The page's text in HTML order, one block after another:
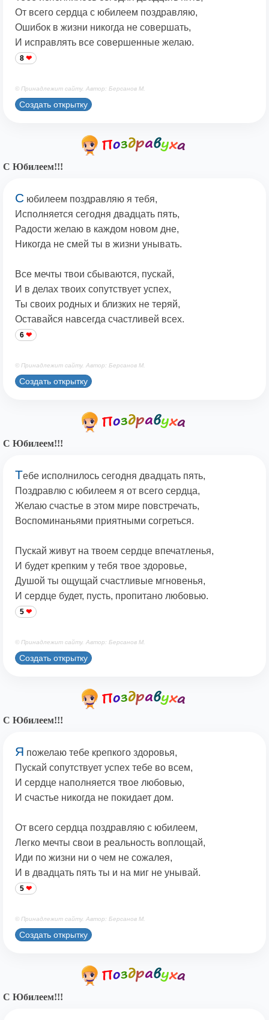
От всего сердца с юбилеем поздравляю,
Ошибок в жизни никогда не совершать,
И исправлять все совершенные желаю.
8
© Принадлежит сайту. Автор: Берсанов М.
Создать открытку
С Юбилеем!!!
С юбилеем поздравляю я тебя,
Исполняется сегодня двадцать пять,
Радости желаю в каждом новом дне,
Никогда не смей ты в жизни унывать.
Все мечты твои сбываются, пускай,
И в делах твоих сопутствует успех,
Ты своих родных и близких не теряй,
Оставайся навсегда счастливей всех.
6
© Принадлежит сайту. Автор: Берсанов М.
Создать открытку
С Юбилеем!!!
Тебе исполнилось сегодня двадцать пять,
Поздравлю с юбилеем я от всего сердца,
Желаю счастье в этом мире повстречать,
Воспоминаньями приятными согреться.
Пускай живут на твоем сердце впечатленья,
И будет крепким у тебя твое здоровье,
Душой ты ощущай счастливые мгновенья,
И сердце будет, пусть, пропитано любовью.
5
© Принадлежит сайту. Автор: Берсанов М.
Создать открытку
С Юбилеем!!!
Я пожелаю тебе крепкого здоровья,
Пускай сопутствует успех тебе во всем,
И сердце наполняется твое любовью,
И счастье никогда не покидает дом.
От всего сердца поздравляю с юбилеем,
Легко мечты свои в реальность воплощай,
Иди по жизни ни о чем не сожалея,
И в двадцать пять ты и на миг не унывай.
5
© Принадлежит сайту. Автор: Берсанов М.
Создать открытку
С Юбилеем!!!